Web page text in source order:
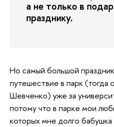
а не только в
празднику.
Но самый большой
путешествие в парк (тогда
Шевченко) уже за
потому что в парке мои
которых мне долго